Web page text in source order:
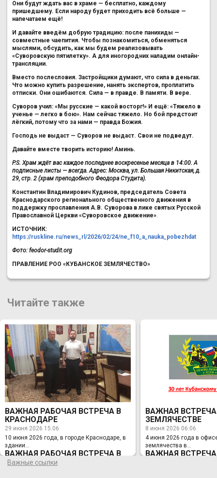
Они будут ждать вас в храме — бесплатно, каждому
пришедшему. Если народу будет приходить всё больше —
напечатаем ещё!
И давайте введём добрую традицию: после панихиды —
совместные чаепития. Чтобы познакомиться, обменяться
мыслями, обсудить, как мы будем реализовывать
«Суворовскую пятилетку». А для иногородних наладим онлайн-
трансляции.
Вместо послесловия. Застройщики думают, что сила в деньгах.
Что можно купить разрешение, нанять экспертов, проплатить
отписки. Они ошибаются. Сила — в правде. В памяти. В вере.
Суворов учил: «Мы русские — какой восторг!» И ещё: «Тяжело в
ученье — легко в бою». Нам сейчас тяжело. Но бой предстоит
лёгкий, потому что за нами — правда Божия.
Господь не выдаст — Суворов не выдаст. Свои не подведут.
Давайте вместе творить историю! Аминь.
P.S. Храм ждёт вас каждое последнее воскресенье месяца в 14:00. А
подписные листы — всегда. Адрес: Москва, ул. Большая Никитская, д.
29, стр. 2 (храм преподобного Феодора Студита).
Константин Владимирович Кудинов, председатель Совета
Краснодарского регионального общественного движения в
поддержку прославления А.В. Суворова в лике святых Русской
Православной Церкви «Суворовское движение»
ИСТОЧНИК:
https://ruskline.ru/news_rl/2026/02/24/ne_f10_a_nauka_pobezhdat
Фото: feodor-studit.org
ПРАВЛЕНИЕ РОО «КУБАНСКОЕ ЗЕМЛЯЧЕСТВО»
Читайте также
ВАЖНАЯ РАБОЧАЯ ВСТРЕЧА В
КРАСНОДАРЕ
29 июня 2026 15:06
10 июня 2026 года, в городе Краснодаре, в
здании...
ВАЖНАЯ РАБОЧАЯ ВСТРЕЧА В
КРАСНОДАРЕ
ВАЖНАЯ
ЗЕМЛЯЧЕСТВЕ
8 июня 2026 06:06
4 июня 2026 года в
землячества в...
ВАЖНАЯ
Важные ссылки